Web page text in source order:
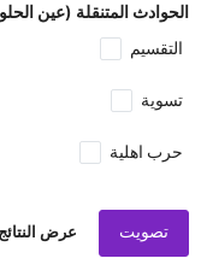
الحوادث المتنقلة (عين
التقسيم
تسوية
حرب اهلية
تصويت عرض النتائج